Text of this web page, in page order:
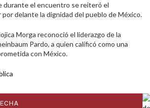
durante el encuentro se reiteró el
delante la dignidad del pueblo de México.
Morga reconoció el liderazgo de la
Pardo, a quien calificó como una
con México.